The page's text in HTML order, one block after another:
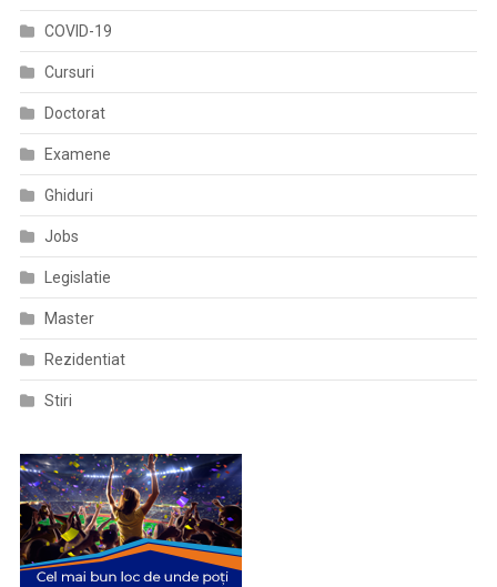
COVID-19
Cursuri
Doctorat
Examene
Ghiduri
Jobs
Legislatie
Master
Rezidentiat
Stiri